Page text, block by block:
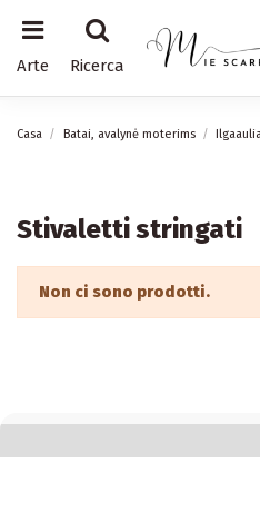
Arte Ricerca
Casa Batai, avalynė moterims
Stivaletti stringati
Non ci sono prodotti.